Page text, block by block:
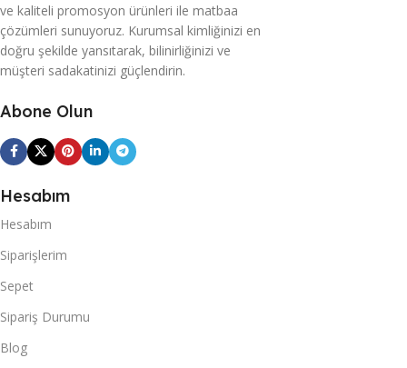
ve kaliteli promosyon ürünleri ile matbaa
çözümleri sunuyoruz. Kurumsal kimliğinizi en
doğru şekilde yansıtarak, bilinirliğinizi ve
müşteri sadakatinizi güçlendirin.
Abone Olun
Hesabım
Hesabım
Siparişlerim
Sepet
Sipariş Durumu
Blog